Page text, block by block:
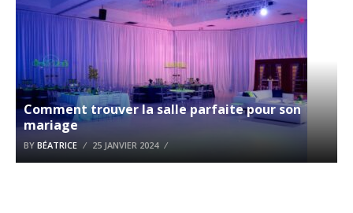
Comment trouver la salle parfaite pour son
mariage
BY BÉATRICE 25 JANVIER 2024